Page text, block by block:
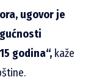
ugovor je
godina“, kaže